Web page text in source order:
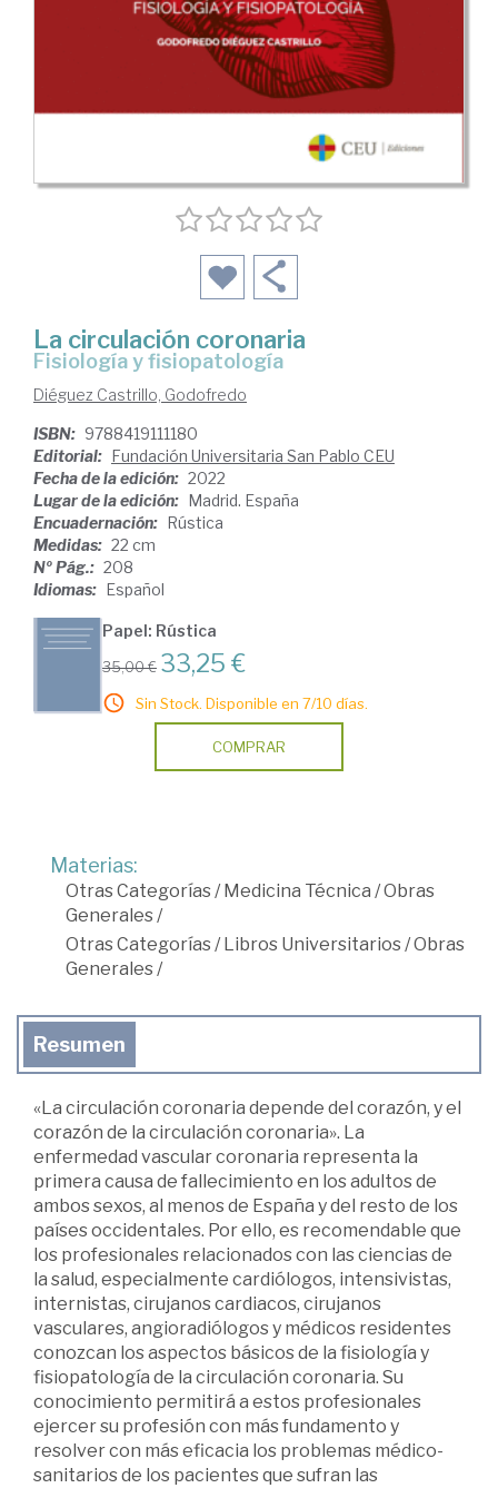
La circulación coronaria
fisiología y fisiopatología
Diéguez Castrillo, Godofredo
ISBN: 9788419111180
Editorial: Fundación Universitaria San Pablo CEU
Fecha de la edición: 2022
Lugar de la edición: Madrid. España
Encuadernación: Rústica
Medidas: 22 cm
Nº Pág.: 208
Idiomas: Español
Papel: Rústica
35,00 € 33,25 €
Sin Stock. Disponible en 7/10 días.
COMPRAR
Materias:
Otras Categorías/Medicina Técnica /Obras
Generales/
Otras Categorías/Libros Universitarios/Obras
Generales/
Resumen
«La circulación coronaria depende del corazón, y el
corazón de la circulación coronaria». La
enfermedad vascular coronaria representa la
primera causa de fallecimiento en los adultos de
ambos sexos, al menos de España y del resto de los
países occidentales. Por ello, es recomendable que
los profesionales relacionados con las ciencias de
la salud, especialmente cardiólogos, intensivistas,
internistas, cirujanos cardiacos, cirujanos
vasculares, angioradiólogos y médicos residentes
conozcan los aspectos básicos de la fisiología y
fisiopatología de la circulación coronaria. Su
conocimiento permitirá a estos profesionales
ejercer su profesión con más fundamento y
resolver con más eficacia los problemas médico-
sanitarios de los pacientes que sufran las